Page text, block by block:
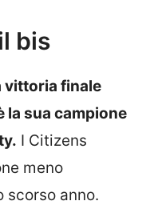
bis
vittoria finale
la sua campione
I Citizens
meno
scorso anno.